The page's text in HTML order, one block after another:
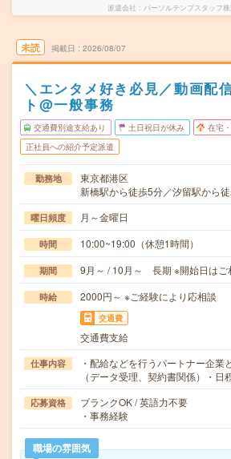
派遣会社 パーソルテンプスタッフ株
未読 掲載日 2026/08/07
＼エンタメ好き必見／動画配
ト@一般事務
交通費別途支給あり 土日祝日が休み 在宅
正社員への紹介予定派遣
勤務地
東京都港区
新橋駅から徒歩5分／汐留駅から
曜日頻度 月～金曜日
時間 10:00~19:00（休憩1時間）
期間 9月～ / 10月～ 長期 ※開始日はご
時給 2000円～ ※ご経験により応相談
交通費
交通費支給
仕事内容
・配給などを行うパートナー企業
（データ受理、契約書関係）・
応募資格
ブランクOK / 英語力不要
・事務経験
職場の雰囲気